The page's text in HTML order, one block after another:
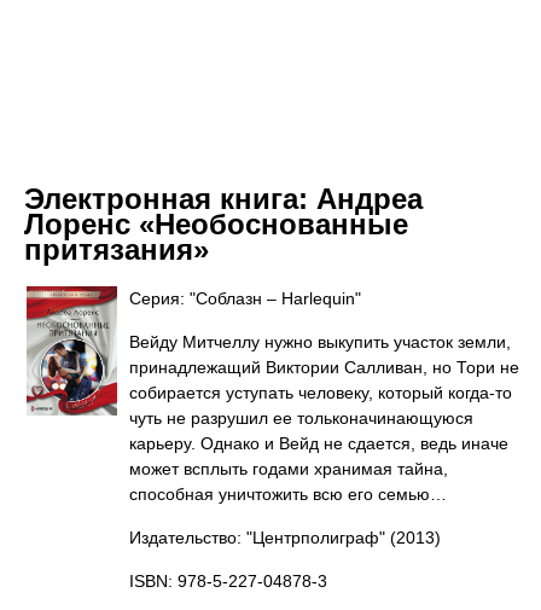
Электронная книга: Андреа
Лоренс «Необоснованные
притязания»
Серия: "Соблазн – Harlequin"
Вейду Митчеллу нужно выкупить участок земли,
принадлежащий Виктории Салливан, но Тори не
собирается уступать человеку, который когда-то
чуть не разрушил ее тольконачинающуюся
карьеру. Однако и Вейд не сдается, ведь иначе
может всплыть годами хранимая тайна,
способная уничтожить всю его семью…
Издательство: "Центрполиграф" (2013)
ISBN: 978-5-227-04878-3